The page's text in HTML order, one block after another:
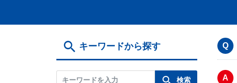
キーワードから探す